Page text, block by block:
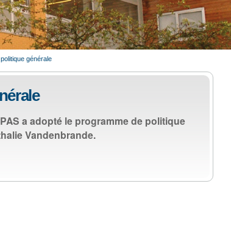
générale
a adopté le programme de politique
Vandenbrande.